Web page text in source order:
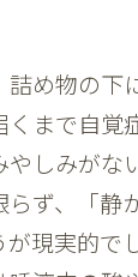
め物の下
くまで自覚
やしみがな
ず、「静
現実的で